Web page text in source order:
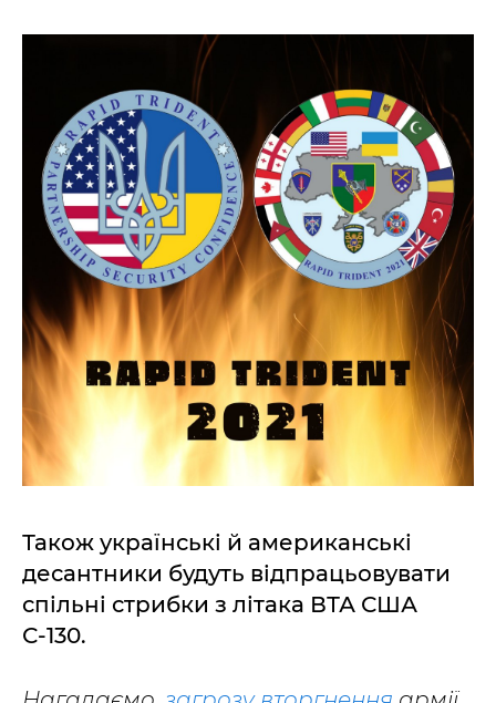
Також українські й американські
десантники будуть відпрацьовувати
спільні стрибки з літака ВТА США
С-130.